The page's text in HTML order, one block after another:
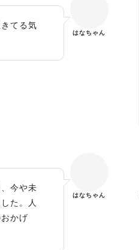
てる気
はなちゃん
今や未
た。人
かげ
はなちゃん